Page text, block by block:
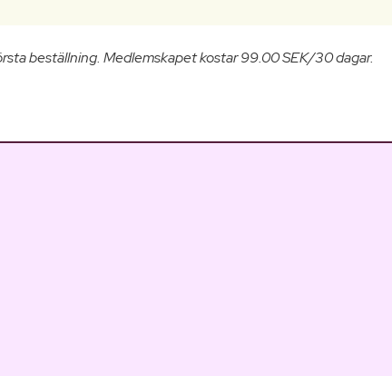
beställning. Medlemskapet kostar 99.00 SEK/30 dagar.